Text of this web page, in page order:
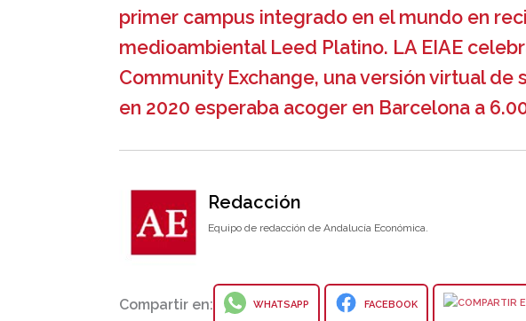
primer campus integrado en el mundo en
medioambiental Leed Platino. LA EIAE
Community Exchange, una versión virtual de
en 2020 esperaba acoger en Barcelona a
Redacción
Equipo de redacción de Andalucía Económica.
Compartir en: WHATSAPP FACEBOOK